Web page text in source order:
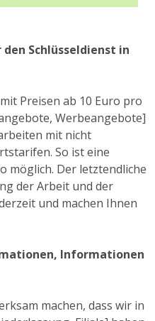
Schlüsseldienst in
Preisen ab 10 Euro pro
Werbeangebote]
mit nicht
So ist eine
möglich. Der letztendliche
der Arbeit und der
und machen Ihnen
Informationen
machen, dass wir in